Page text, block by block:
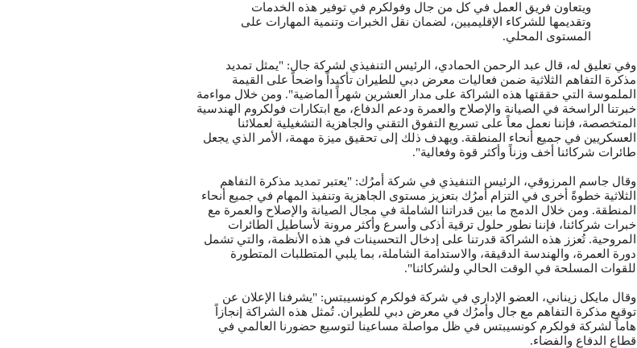
ويتعاون فريق العمل في كل من جال وفولكرم في توفير هذه الخدمات
وتقديمها للشركاء الإقليميين، لضمان نقل الخبرات وتنمية المهارات على
المستوى المحلي.
وفي تعليق له، قال عبد الرحمن الحمادي، الرئيس التنفيذي لشركة جال: "يمثل تمديد
مذكرة التفاهم الثلاثية ضمن فعاليات معرض دبي للطيران تأكيداً واضحاً على القيمة
الملموسة التي حققتها هذه الشراكة على مدار العشرين شهراً الماضية". ومن خلال مواءمة
خبرتنا الراسخة في الصيانة والإصلاح والعمرة ودعم الدفاع، مع ابتكارات فولكروم الهندسية
المتخصصة، فإننا نعمل معاً على تسريع التفوق التقني والجاهزية التشغيلية لعملائنا
العسكريين في جميع أنحاء المنطقة. ويهدف ذلك إلى تحقيق ميزة مهمة، الأمر الذي يجعل
طائرات شركائنا أخف وزناً وأكثر قوة وفعالية".
وقال جاسم المرزوقي، الرئيس التنفيذي في شركة أمرُك: "يعتبر تمديد مذكرة التفاهم
الثلاثية خطوةً أخرى في التزام أمرُك بتعزيز مستوى الجاهزية وتنفيذ المهام في جميع أنحاء
المنطقة. ومن خلال الدمج ما بين قدراتنا الشاملة في مجال الصيانة والإصلاح والعمرة مع
خبرات شركائنا، فإننا نطور حلول ترقية أذكى وأسرع وأكثر مرونة لأساطيل الطائرات
المروحية. تُعزز هذه الشراكة قدرتنا على إدخال التحسينات في هذه الأنظمة، والتي تشمل
دورة العمرة، والهندسة الدقيقة، والاستدامة الشاملة، بما يلبي المتطلبات المتطورة
للقوات المسلحة في الوقت الحالي ولشركائنا".
وقال مايكل زيناني، العضو الإداري في شركة فولكرم كونسيبتس: "يشرفنا الإعلان عن
توقيع مذكرة التفاهم مع جال وأمرُك في معرض دبي للطيران. تُمثل هذه الشراكة إنجازاً
هاماً لشركة فولكرم كونسيبتس في ظل مواصلة مساعينا لتوسيع حضورنا العالمي في
قطاع الدفاع والفضاء.